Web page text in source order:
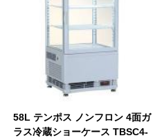
58L テンポス ノンフロン 4面ガ
ラス冷蔵ショーケース TBSC4-